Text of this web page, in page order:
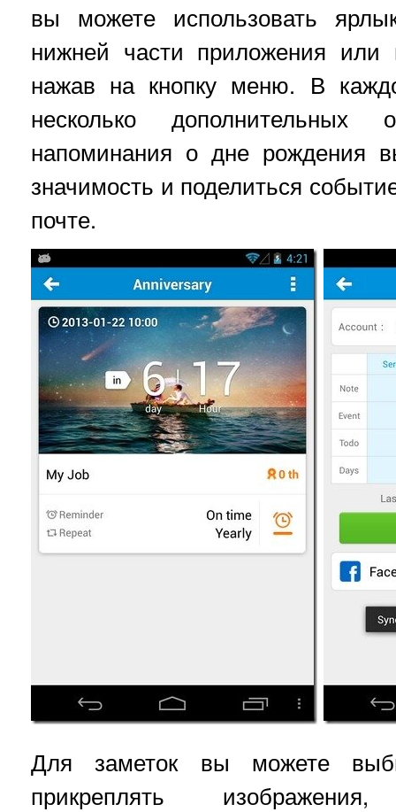
вы можете использовать
нижней части приложения или
нажав на кнопку меню. В
несколько
напоминания о дне рождения
значимость и поделиться
почте.
Для заметок вы можете
прикреплять